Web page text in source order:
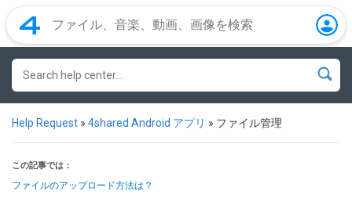
Help Request » 4shared Android アプリ » ファイル管理
この記事では：
ファイルのアップロード方法は？